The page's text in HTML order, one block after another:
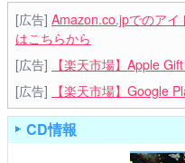
[広告] Amazon.co.jpでのアイ
はこちらから
[広告]
【楽天市場】Apple
[広告]
【楽天市場】Google
CD情報